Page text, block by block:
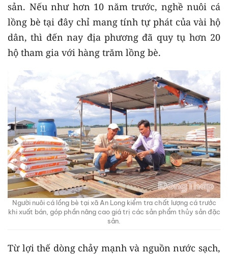
sản. Nếu như hơn 10 năm trước, nghề nuôi cá
lồng bè tại đây chỉ mang tính tự phát của vài hộ
dân, thì đến nay địa phương đã quy tụ hơn 20
hộ tham gia với hàng trăm lồng bè.
Người nuôi cá lồng bè tại xã An Long kiểm tra chất lượng cá trước
khi xuất bán, góp phần nâng cao giá trị các sản phẩm thủy sản đặc
sản.
Từ lợi thế dòng chảy mạnh và nguồn nước sạch,